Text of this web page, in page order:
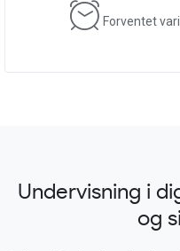
Forventet
Undervisning i
og